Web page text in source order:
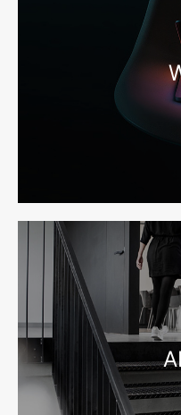
宁波高端网站建设公司
宁波网站建设报价怎么看
2026-08-04 17:55:09
宁波制造业网站建设公司
2026-08-02 17:58:44